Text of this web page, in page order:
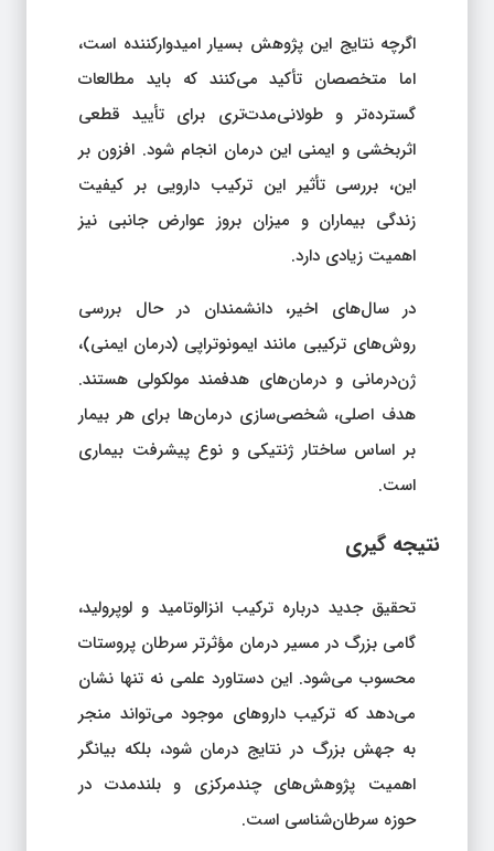
اگرچه نتایج این پژوهش بسیار امیدوارکننده است،
اما متخصصان تأکید می‌کنند که باید مطالعات
گسترده‌تر و طولانی‌مدت‌تری برای تأیید قطعی
اثربخشی و ایمنی این درمان انجام شود. افزون بر
این، بررسی تأثیر این ترکیب دارویی بر کیفیت
زندگی بیماران و میزان بروز عوارض جانبی نیز
اهمیت زیادی دارد.
در سال‌های اخیر، دانشمندان در حال بررسی
روش‌های ترکیبی مانند ایمونوتراپی (درمان ایمنی)،
ژن‌درمانی و درمان‌های هدفمند مولکولی هستند.
هدف اصلی، شخصی‌سازی درمان‌ها برای هر بیمار
بر اساس ساختار ژنتیکی و نوع پیشرفت بیماری
است.
نتیجه‌ گیری
تحقیق جدید درباره ترکیب انزالوتامید و لوپرولید،
گامی بزرگ در مسیر درمان مؤثرتر سرطان پروستات
محسوب می‌شود. این دستاورد علمی نه تنها نشان
می‌دهد که ترکیب داروهای موجود می‌تواند منجر
به جهش بزرگ در نتایج درمان شود، بلکه بیانگر
اهمیت پژوهش‌های چندمرکزی و بلندمدت در
حوزه سرطان‌شناسی است.